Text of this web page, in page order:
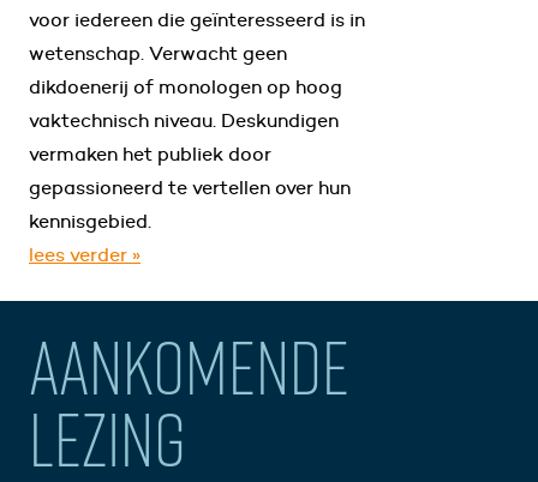
voor iedereen die geïnteresseerd is in
wetenschap. Verwacht geen
dikdoenerij of monologen op hoog
vaktechnisch niveau. Deskundigen
vermaken het publiek door
gepassioneerd te vertellen over hun
kennisgebied.
lees verder »
AANKOMENDE
LEZING